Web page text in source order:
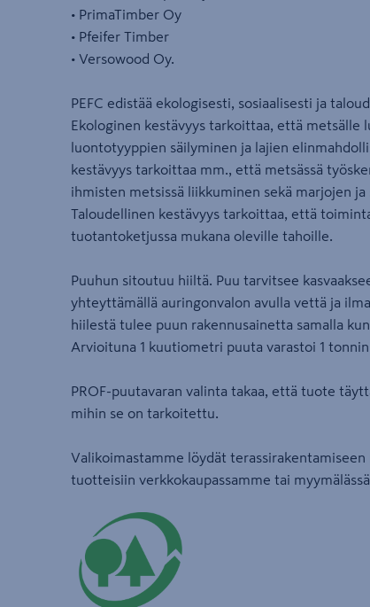
• PrimaTimber Oy
• Pfeifer Timber
• Versowood Oy.
PEFC edistää ekologisesti, sosiaalisesti ja
Ekologinen kestävyys tarkoittaa, että metsälle
luontotyyppien säilyminen ja lajien
kestävyys tarkoittaa mm., että metsässä
ihmisten metsissä liikkuminen sekä marjojen ja
Taloudellinen kestävyys tarkoittaa, että
tuotantoketjussa mukana oleville tahoille.
Puuhun sitoutuu hiiltä. Puu tarvitsee
yhteyttämällä auringonvalon avulla vettä ja
hiilestä tulee puun rakennusainetta samalla
Arvioituna 1 kuutiometri puuta varastoi 1 tonnin
PROF-puutavaran valinta takaa, että tuote
mihin se on tarkoitettu.
Valikoimastamme löydät
tuotteisiin verkkokaupassamme tai